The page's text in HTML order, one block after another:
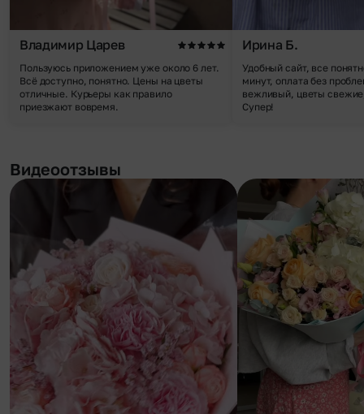
Владимир Царев
Пользуюсь приложением уже около 6 лет.
Всё доступно, понятно. Цены на цветы
отличные. Курьеры как правило
приезжают вовремя.
Ирина Б.
Удобный сайт, все
минут, оплата без
вежливый, цветы
Супер!
Видеоотзывы